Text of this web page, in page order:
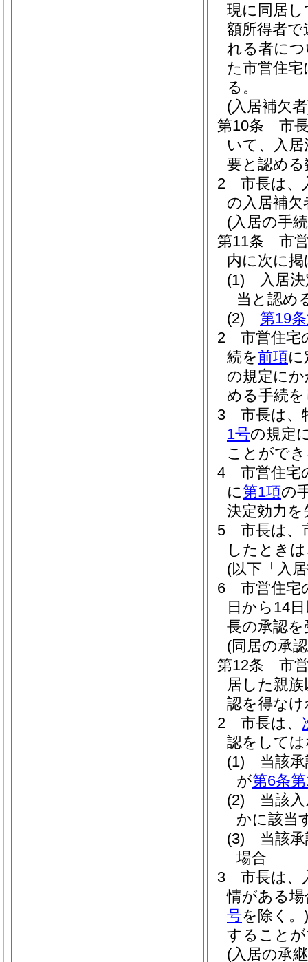
現に同居
額所得者
れる者に
た市営住
る。
(入居補欠
第10条
市
いて、入
要と認め
2
市長は、
の入居補
(入居の手
第11条
市
内に次に
(1)
入居
当と認め
(2)
第19
2
市営住宅
続を前項
の規定に
める手続
3
市長は、
1号の規定
ことがで
4
市営住宅
に第1項の
決定効力
5
市長は、
したとき
(以下「入
6
市営住宅
日から14
長の承認
(同居の承
第12条
市
居した親
認を得な
2
市長は、
認をして
(1)
当該
が第6条
(2)
当該
かに該当
(3)
当該
場合
3
市長は、
情がある
号を除く。)
すること
(入居の承